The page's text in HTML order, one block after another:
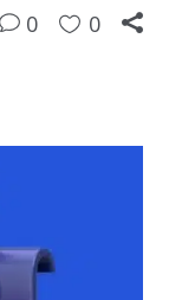
0 0